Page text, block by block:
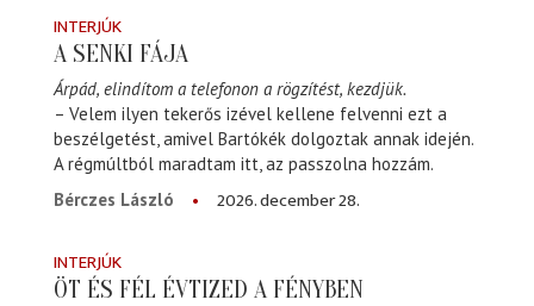
INTERJÚK
A SENKI FÁJA
Árpád, elindítom a telefonon a rögzítést, kezdjük.
– Velem ilyen tekerős izével kellene felvenni ezt a
beszélgetést, amivel Bartókék dolgoztak annak idején.
A régmúltból maradtam itt, az passzolna hozzám.
Bérczes László
2026. december 28.
INTERJÚK
ÖT ÉS FÉL ÉVTIZED A FÉNYBEN